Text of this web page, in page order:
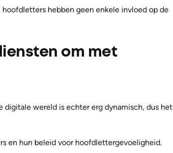
hebben geen enkele invloed op de
om met
digitale wereld is echter erg dynamisch, dus het
en hun beleid voor hoofdlettergevoeligheid.